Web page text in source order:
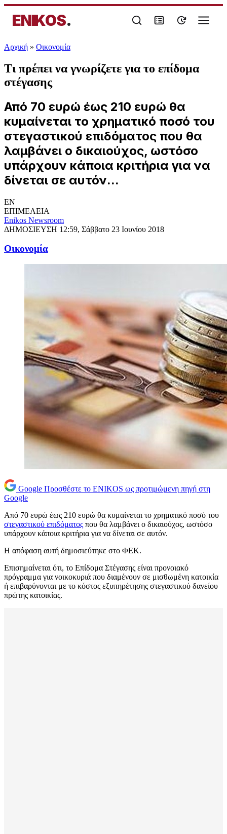
ENIKOS.
Αρχική » Oικονομία
Τι πρέπει να γνωρίζετε για το επίδομα
στέγασης
Από 70 ευρώ έως 210 ευρώ θα
κυμαίνεται το χρηματικό ποσό του
στεγαστικού επιδόματος που θα
λαμβάνει ο δικαιούχος, ωστόσο
υπάρχουν κάποια κριτήρια για να
δίνεται σε αυτόν...
EN
ΕΠΙΜΕΛΕΙΑ
Enikos Newsroom
ΔΗΜΟΣΙΕΥΣΗ 12:59, Σάββατο 23 Ιουνίου 2018
Oικονομία
Google Προσθέστε το ENIKOS ως προτιμώμενη πηγή στη
Google
Από 70 ευρώ έως 210 ευρώ θα κυμαίνεται το χρηματικό ποσό του
στεγαστικού επιδόματος που θα λαμβάνει ο δικαιούχος, ωστόσο
υπάρχουν κάποια κριτήρια για να δίνεται σε αυτόν.
Η απόφαση αυτή δημοσιεύτηκε στο ΦΕΚ.
Επισημαίνεται ότι, το Επίδομα Στέγασης είναι προνοιακό
πρόγραμμα για νοικοκυριά που διαμένουν σε μισθωμένη κατοικία
ή επιβαρύνονται με το κόστος εξυπηρέτησης στεγαστικού δανείου
πρώτης κατοικίας.